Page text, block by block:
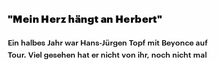
"Mein Herz hängt an Herbert"
Ein halbes Jahr war Hans-Jürgen Topf mit Beyonce auf
Tour. Viel gesehen hat er nicht von ihr, noch nicht mal